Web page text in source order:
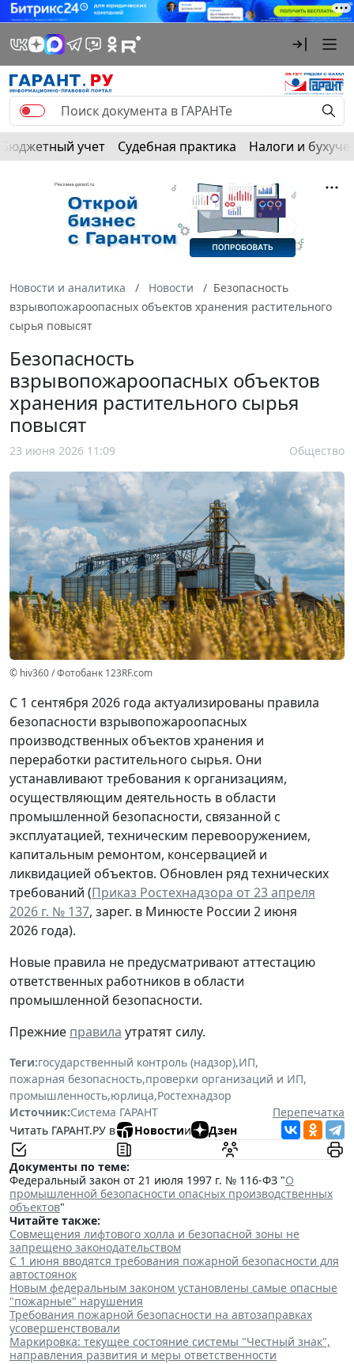
Бюджетный учет Судебная практика Налоги и
Новости и аналитика Новости
Безопасность
взрывопожароопасных объектов хранения растительного
сырья повысят
Безопасность
взрывопожароопасных объектов
хранения растительного сырья
повысят
23 июня 2026 11:09 Общество
© hiv360 / Фотобанк 123RF.com
С 1 сентября 2026 года актуализированы правила
безопасности взрывопожароопасных
производственных объектов хранения и
переработки растительного сырья. Они
устанавливают требования к организациям,
осуществляющим деятельность в области
промышленной безопасности, связанной с
эксплуатацией, техническим перевооружением,
капитальным ремонтом, консервацией и
ликвидацией объектов. Обновлен ряд технических
требований (Приказ Ростехнадзора от 23 апреля
2026 г. № 137, зарег. в Минюсте России 2 июня
2026 года).
Новые правила не предусматривают аттестацию
ответственных работников в области
промышленной безопасности.
Прежние правила утратят силу.
Теги:государственный контроль (надзор),ИП,
пожарная безопасность,проверки организаций и ИП,
промышленность,юрлица,Ростехнадзор
Источник:Система ГАРАНТ
Перепечатка
Читать ГАРАНТ.РУ в
Новостии Дзен
Документы по теме:
Федеральный закон от 21 июля 1997 г. № 116-ФЗ "О
промышленной безопасности опасных производственных
объектов"
Читайте также:
Совмещения лифтового холла и безопасной зоны не
запрещено законодательством
С 1 июня вводятся требования пожарной безопасности для
автостоянок
Новым федеральным законом установлены самые опасные
"пожарные" нарушения
Требования пожарной безопасности на автозаправках
усовершенствовали
Маркировка: текущее состояние системы "Честный знак",
направления развития и меры ответственности